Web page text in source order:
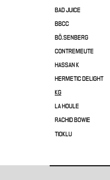
BAD JUICE
BBCC
BÖ.SENBERG
CONTREMEUTE
HASSAN K
HERMETIC DELIGHT
KG
LA HOULE
RACHID BOWIE
TIOKLU